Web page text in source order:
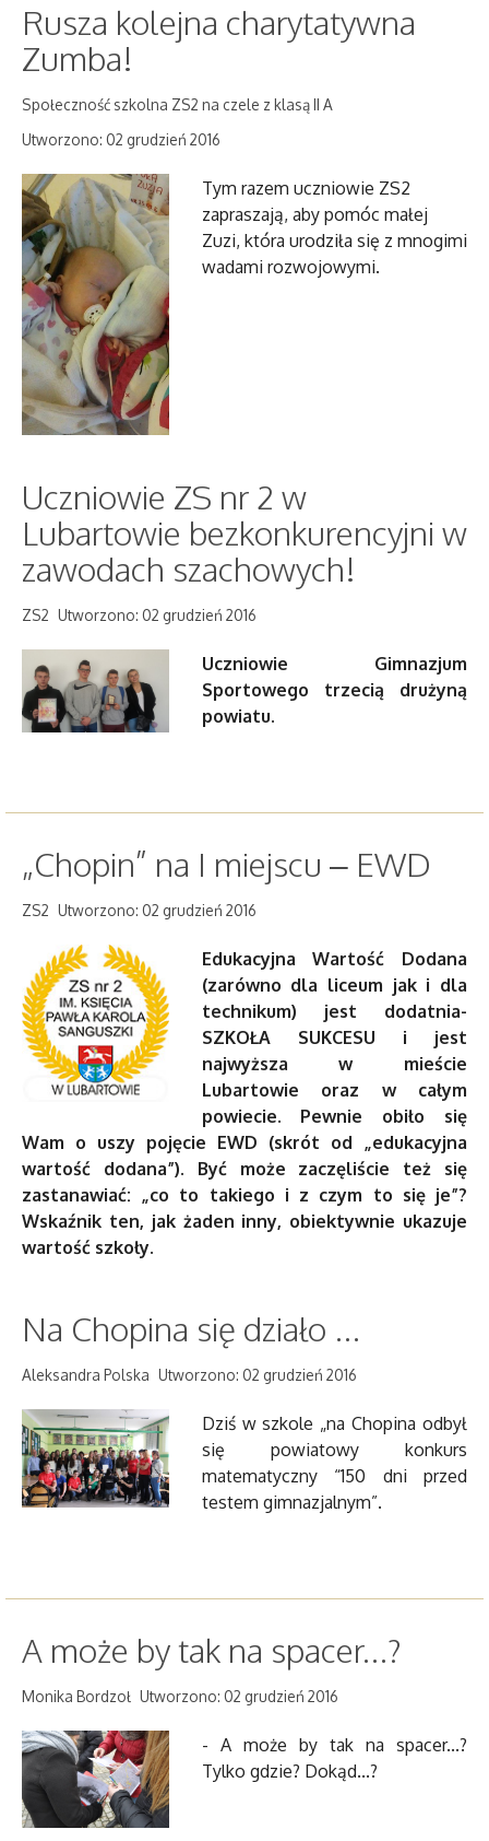
Rusza kolejna charytatywna
Zumba!
Społeczność szkolna ZS2 na czele z klasą II A
Utworzono: 02 grudzień 2016
Tym razem uczniowie ZS2
zapraszają, aby pomóc małej
Zuzi, która urodziła się z mnogimi
wadami rozwojowymi.
Uczniowie ZS nr 2 w
Lubartowie bezkonkurencyjni w
zawodach szachowych!
ZS2 Utworzono: 02 grudzień 2016
Uczniowie Gimnazjum
Sportowego trzecią drużyną
powiatu.
„Chopin” na I miejscu – EWD
ZS2 Utworzono: 02 grudzień 2016
Edukacyjna Wartość Dodana
(zarówno dla liceum jak i dla
technikum) jest dodatnia-
SZKOŁA SUKCESU i jest
najwyższa w mieście
Lubartowie oraz w całym
powiecie. Pewnie obiło się
Wam o uszy pojęcie EWD (skrót od „edukacyjna
wartość dodana”). Być może zaczęliście też się
zastanawiać: „co to takiego i z czym to się je”?
Wskaźnik ten, jak żaden inny, obiektywnie ukazuje
wartość szkoły.
Na Chopina się działo ...
Aleksandra Polska Utworzono: 02 grudzień 2016
Dziś w szkole „na Chopina odbył
się powiatowy konkurs
matematyczny “150 dni przed
testem gimnazjalnym”.
A może by tak na spacer...?
Monika Bordzoł Utworzono: 02 grudzień 2016
- A może by tak na spacer...?
Tylko gdzie? Dokąd...?